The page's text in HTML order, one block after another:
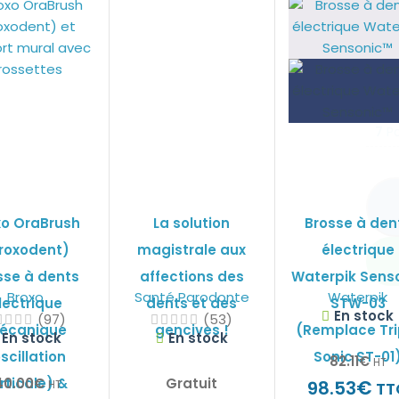
OraBrush
à dents
&
Broxo
(97)
En stock
€ HT
La solution
magistrale aux
affections des
dents et des
gencives !
Santé Parodonte
(53)
En stock
Gratuit
Brosse à
électrique
Waterpik
STW-03
(Remplace
Sonic ST-01)
Waterpik
En stock
82.11€ HT
98.53€